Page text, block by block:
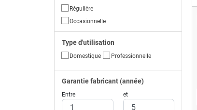
Régulière
Occasionnelle
Type d'utilisation
Domestique Professionnelle
Garantie fabricant (année)
Entre et